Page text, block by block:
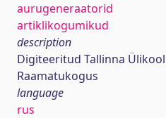
aurugeneraatorid
artiklikogumikud
description
Digiteeritud Tallinna
Raamatukogus
language
rus